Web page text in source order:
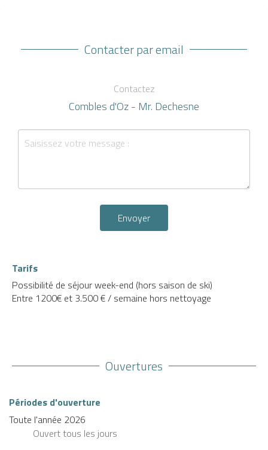
Contacter par email
Contactez
Combles d'Oz - Mr. Dechesne
Envoyer
Tarifs
Possibilité de séjour week-end (hors saison de ski)
Entre 1200€ et 3.500 € / semaine hors nettoyage
Ouvertures
Périodes d'ouverture
Toute l'année 2026
Ouvert tous les jours